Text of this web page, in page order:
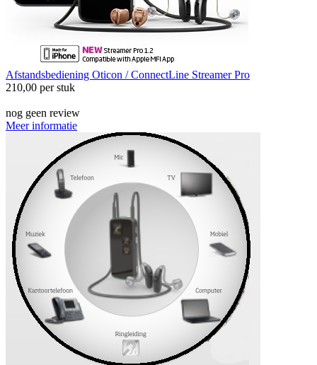
Afstandsbediening Oticon / ConnectLine Streamer Pro
210,00 per stuk
nog geen review
Meer informatie